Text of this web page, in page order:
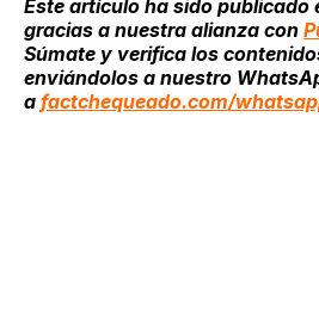
Este artículo ha sido publicado
gracias a nuestra alianza con
Súmate y verifica los
enviándolos a nuestro
a factchequeado.com/